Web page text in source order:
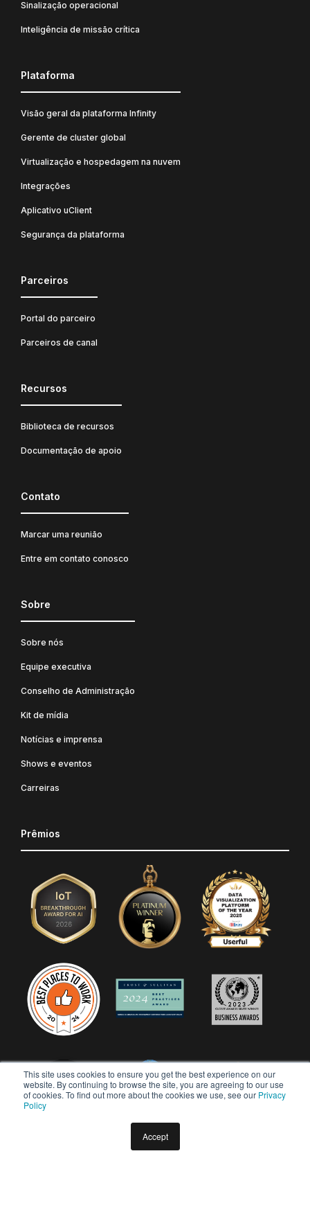
This site uses cookies to ensure you get the best experience on our
website. By continuing to browse the site, you are agreeing to our use
of cookies. To find out more about the cookies we use, see our Privacy
Policy
Accept
Sinalização operacional
Inteligência de missão crítica
Plataforma
Visão geral da plataforma Infinity
Gerente de cluster global
Virtualização e hospedagem na nuvem
Integrações
Aplicativo uClient
Segurança da plataforma
Parceiros
Portal do parceiro
Parceiros de canal
Recursos
Biblioteca de recursos
Documentação de apoio
Contato
Marcar uma reunião
Entre em contato conosco
Sobre
Sobre nós
Equipe executiva
Conselho de Administração
Kit de mídia
Notícias e imprensa
Shows e eventos
Carreiras
Prêmios